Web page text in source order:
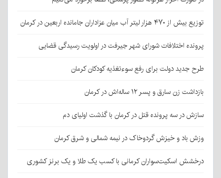
توزیع بیش از ۴۷۰ هزار لیتر آب میان عزاداران جامانده اربعین در کرمان
پرونده اختلافات شورای شهر جیرفت در اولویت رسیدگی قضایی
طرح جدید دولت برای رفع سوءتغذیه کودکان کرمان
بازداشت زن سارق و پسر ۱۲ ساله‌اش در کرمان
سازش در سه پرونده قتل در کرمان با گذشت اولیای دم
وزش باد و خیزش گردوخاک در نیمه شمالی و شرق کرمان
درخشش اسکیت‌سواران کرمانی با کسب یک طلا و یک برنز کشوری